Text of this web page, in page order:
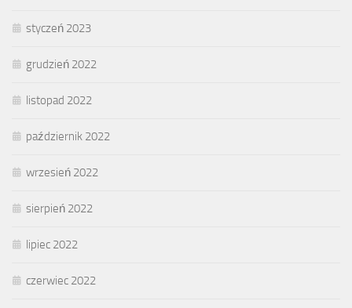
styczeń 2023
grudzień 2022
listopad 2022
październik 2022
wrzesień 2022
sierpień 2022
lipiec 2022
czerwiec 2022